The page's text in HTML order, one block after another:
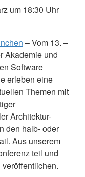
um 18:30 Uhr
– Vom 13. –
Akademie und
Software
erleben eine
Themen mit
Architektur-
den halb- oder
Aus unserem
teil und